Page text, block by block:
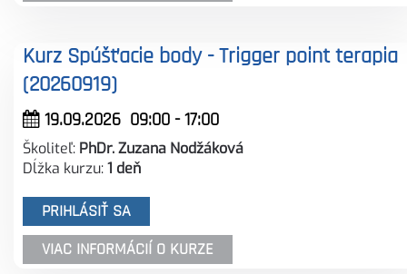
Kurz Spúšťacie body - Trigger point terapia
(20260919)
19.09.2026 09:00-17:00
Školiteľ: PhDr. Zuzana Nodžáková
Dĺžka kurzu:1 deň
PRIHLÁSIŤ SA
VIAC INFORMÁCIÍ O KURZE